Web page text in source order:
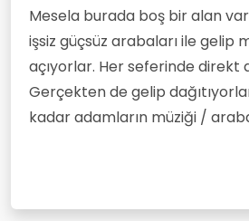
Mesela burada boş bir alan
işsiz güçsüz arabaları ile gelip
açıyorlar. Her seferinde direkt
Gerçekten de gelip
kadar adamların müziği /